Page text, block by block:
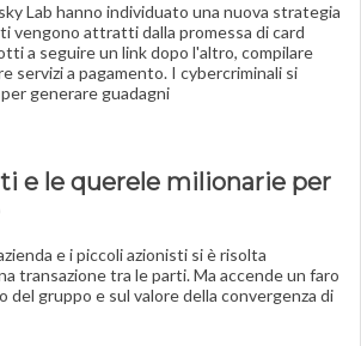
Lab hanno individuato una nuova strategia
vengono attratti dalla promessa di card
a seguire un link dopo l'altro, compilare
servizi a pagamento. I cybercriminali si
generare guadagni
e le querele milionarie per
e i piccoli azionisti si è risolta
transazione tra le parti. Ma accende un faro
del gruppo e sul valore della convergenza di